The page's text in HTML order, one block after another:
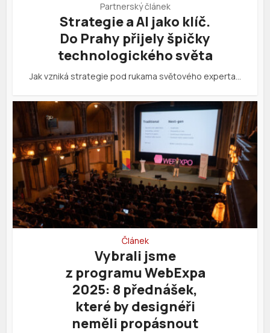
Partnerský článek
Strategie a AI jako klíč.
Do Prahy přijely špičky
technologického světa
Jak vzniká strategie pod rukama světového experta…
Článek
Vybrali jsme
z programu WebExpa
2025: 8 přednášek,
které by designéři
neměli propásnout